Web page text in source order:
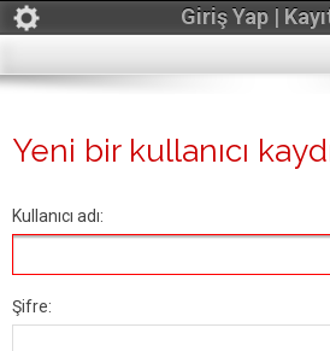
Giriş Yap |
Yeni bir kullanıcı
Kullanıcı adı:
Şifre: